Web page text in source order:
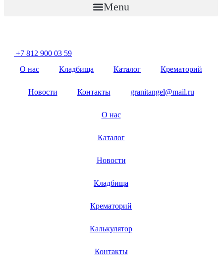
Menu
+7 812 900 03 59
О нас
Кладбища Каталог Крематорий
Новости Контакты granitangel@mail.ru
О нас
Каталог
Новости
Кладбища
Крематорий
Калькулятор
Контакты